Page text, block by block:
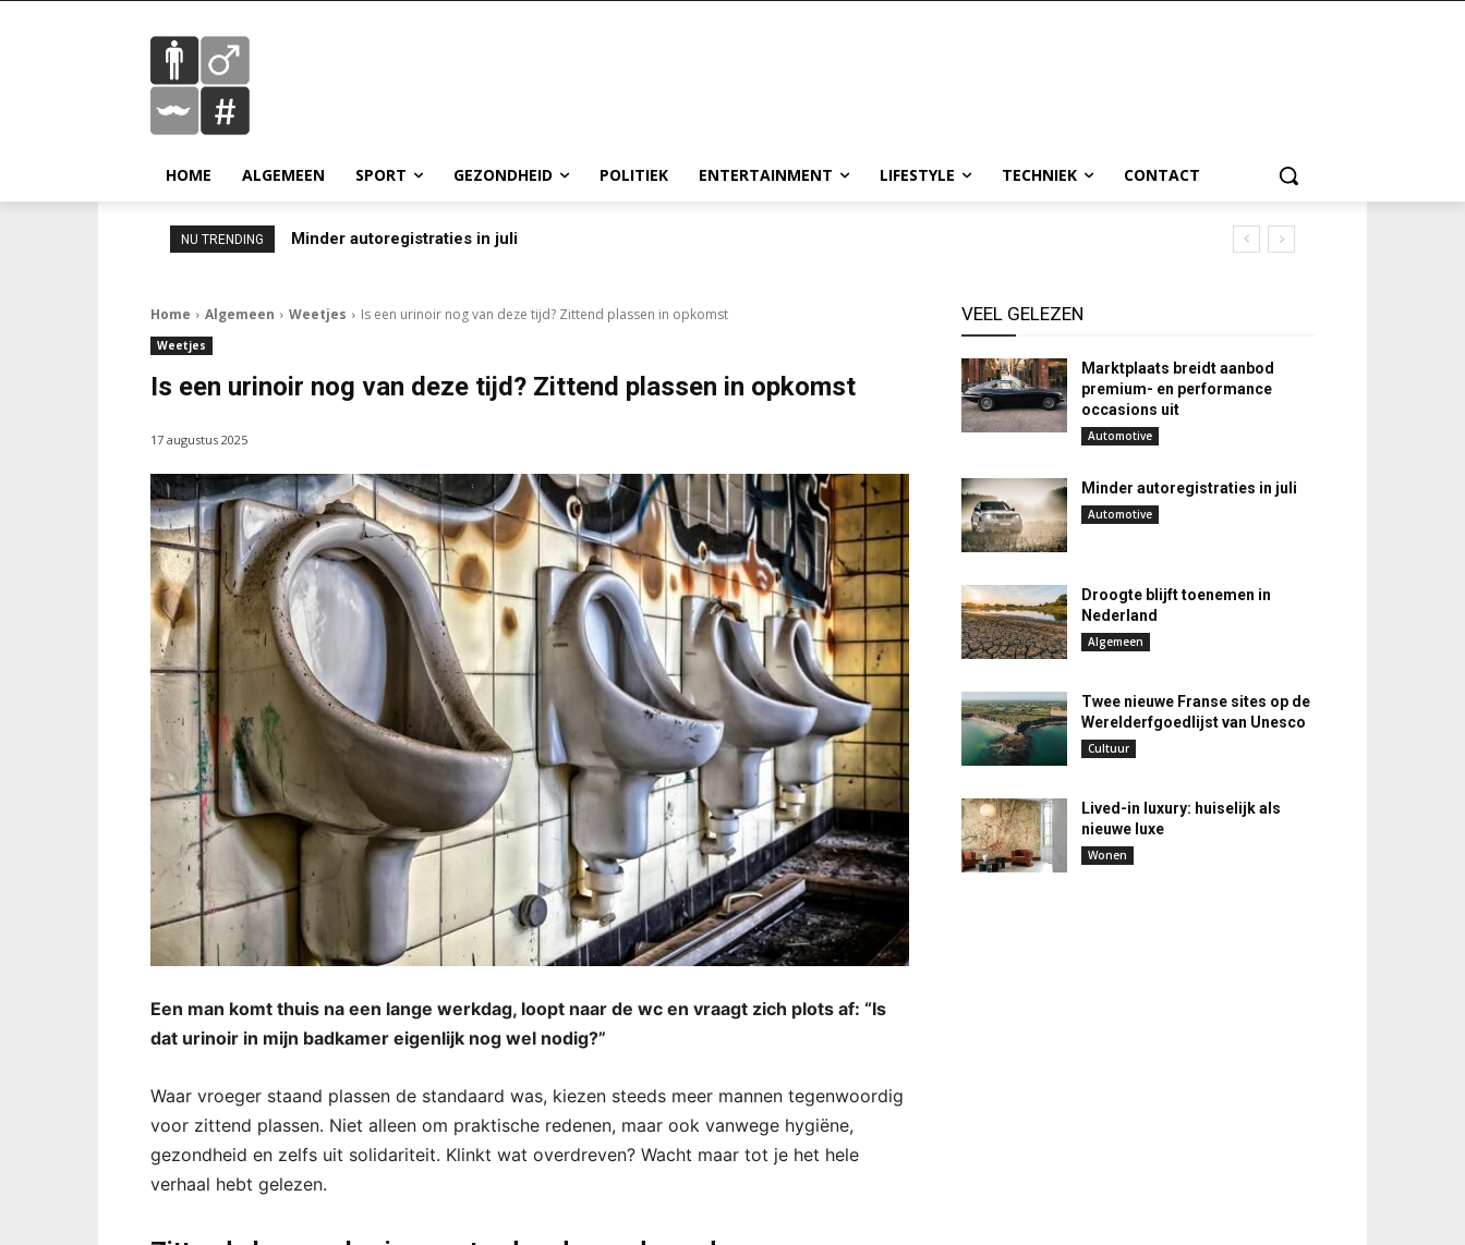
HOME ALGEMEEN SPORT GEZONDHEID POLITIEK ENTERTAINMENT LIFESTYLE TECHNIEK CONTACT
NU TRENDING Minder autoregistraties in juli
Home Algemeen Weetjes Is een urinoir nog van deze tijd? Zittend plassen in opkomst
Weetjes
Is een urinoir nog van deze tijd? Zittend plassen in opkomst
17 augustus 2025
Een man komt thuis na een lange werkdag, loopt naar de wc en vraagt zich plots af: “Is
dat urinoir in mijn badkamer eigenlijk nog wel nodig?”
Waar vroeger staand plassen de standaard was, kiezen steeds meer mannen tegenwoordig
voor zittend plassen. Niet alleen om praktische redenen, maar ook vanwege hygiëne,
gezondheid en zelfs uit solidariteit. Klinkt wat overdreven? Wacht maar tot je het hele
verhaal hebt gelezen.
VEEL GELEZEN
Marktplaats breidt aanbod
premium- en performance
occasions uit
Automotive
Minder autoregistraties in juli
Automotive
Droogte blijft toenemen in
Nederland
Algemeen
Twee nieuwe Franse sites op de
Werelderfgoedlijst van Unesco
Cultuur
Lived-in luxury: huiselijk als
nieuwe luxe
Wonen